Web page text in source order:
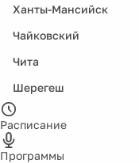
Ханты-Мансийск
Чайковский
Чита
Шерегеш
Расписание
Программы